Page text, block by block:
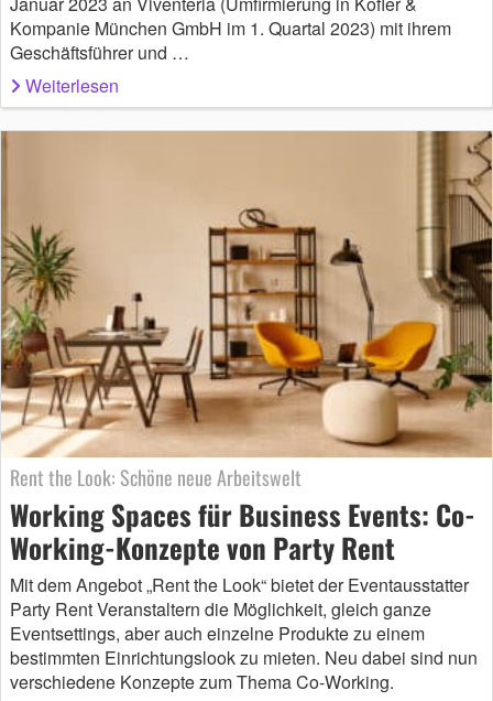
Kompanie München GmbH im 1. Quartal 2023) mit ihrem
Geschäftsführer und …
Weiterlesen
Rent the Look: Schöne neue Arbeitswelt
Working Spaces für Business Events: Co-
Working-Konzepte von Party Rent
Mit dem Angebot „Rent the Look“ bietet der Eventausstatter
Party Rent Veranstaltern die Möglichkeit, gleich ganze
Eventsettings, aber auch einzelne Produkte zu einem
bestimmten Einrichtungslook zu mieten. Neu dabei sind nun
verschiedene Konzepte zum Thema Co-Working.